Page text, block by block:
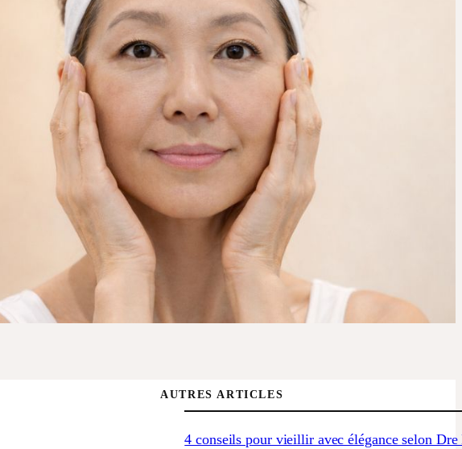
AUTRES ARTICLES
4 conseils pour vieillir avec élégance selon